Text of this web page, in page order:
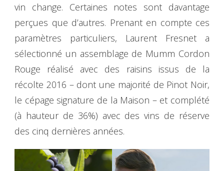
vin change. Certaines notes sont davantage
perçues que d’autres. Prenant en compte ces
paramètres particuliers, Laurent Fresnet a
sélectionné un assemblage de Mumm Cordon
Rouge réalisé avec des raisins issus de la
récolte 2016 – dont une majorité de Pinot Noir,
le cépage signature de la Maison – et complété
(à hauteur de 36%) avec des vins de réserve
des cinq dernières années.